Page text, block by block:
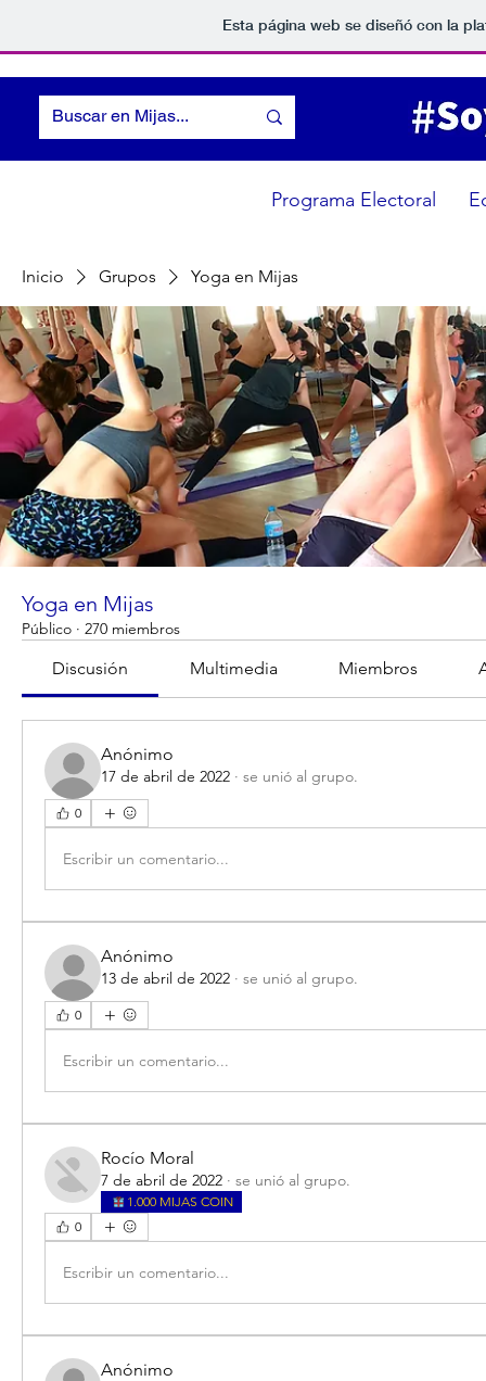
Esta página web se diseñó con la
Programa Electoral
Inicio Grupos Yoga en Mijas
Yoga en Mijas
Público · 270 miembros
Discusión Multimedia Miembros
Anónimo
17 de abril de 2022 · se unió al grupo.
0
Escribir un comentario...
Anónimo
13 de abril de 2022 · se unió al grupo.
0
Escribir un comentario...
Rocío Moral
7 de abril de 2022 · se unió al grupo.
1.000 MIJAS COIN
0
Escribir un comentario...
Anónimo